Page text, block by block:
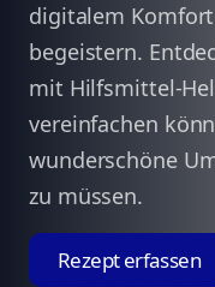
digitalem
begeistern.
mit Hilfsmittel-
vereinfachen
wunderschöne
zu müssen.
Rezept erfassen